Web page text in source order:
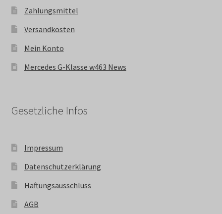
Zahlungsmittel
Versandkosten
Mein Konto
Mercedes G-Klasse w463 News
Gesetzliche Infos
Impressum
Datenschutzerklärung
Haftungsausschluss
AGB